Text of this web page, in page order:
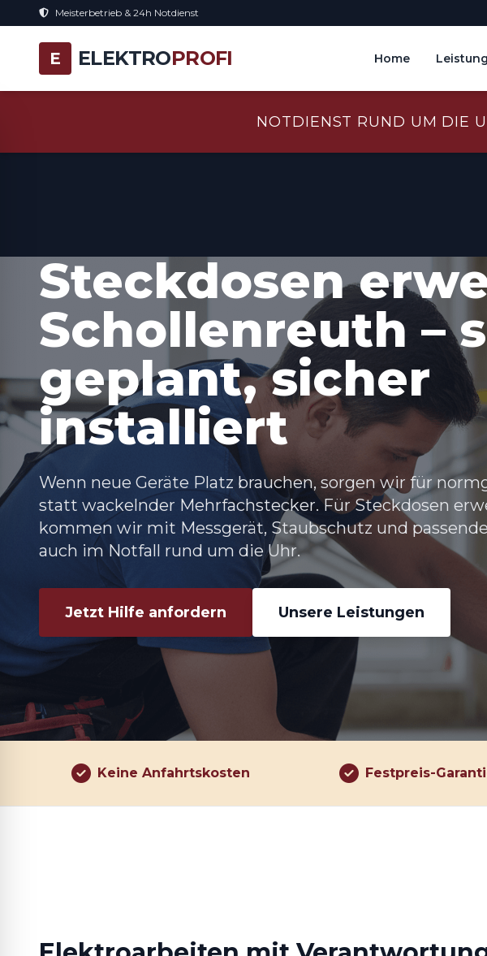
Meisterbetrieb & 24h Notdienst
E ELEKTROPROFI Home
NOTDIENST RUND UM DIE
Steckdosen
Schollenreuth –
geplant, sicher
installiert
Wenn neue Geräte Platz brauchen, sorgen wir für
statt wackelnder Mehrfachstecker. Für Steckdosen
kommen wir mit Messgerät, Staubschutz und
auch im Notfall rund um die Uhr.
Jetzt Hilfe anfordern Unsere Leistungen
Keine Anfahrtskosten Festpreis-